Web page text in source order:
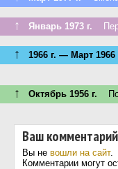
↑ Январь 1973 г.
↑ 1966 г. — Март 1966
↑ Октябрь 1956 г.
Ваш комментарий
Вы не вошли на сайт.
Комментарии могут